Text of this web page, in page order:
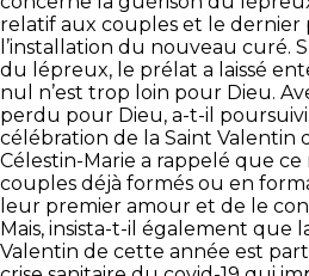
relatif aux couples et le dernier
l’installation du nouveau curé.
du lépreux, le prélat a laissé
nul n’est trop loin pour Dieu.
perdu pour Dieu, a-t-il
célébration de la Saint Valentin
Célestin-Marie a rappelé que
couples déjà formés ou en
leur premier amour et de le
Mais, insista-t-il également que
Valentin de cette année est